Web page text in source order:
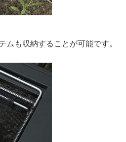
も収納することが可能です。